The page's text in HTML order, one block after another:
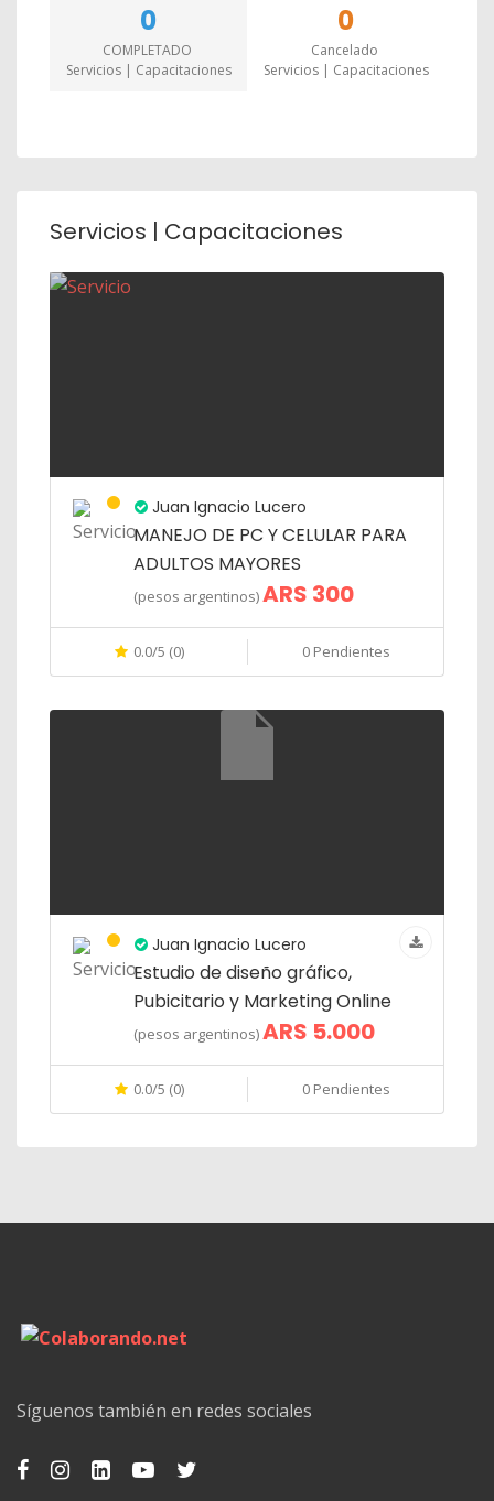
0
COMPLETADO
Servicios | Capacitaciones
0
Cancelado
Servicios | Capacitaciones
Servicios | Capacitaciones
Juan Ignacio Lucero
MANEJO DE PC Y CELULAR PARA
ADULTOS MAYORES
(pesos argentinos)ARS 300
0.0/5 (0) 0 Pendientes
Juan Ignacio Lucero
Estudio de diseño gráfico,
Pubicitario y Marketing Online
(pesos argentinos)ARS 5.000
0.0/5 (0) 0 Pendientes
Síguenos también en redes sociales